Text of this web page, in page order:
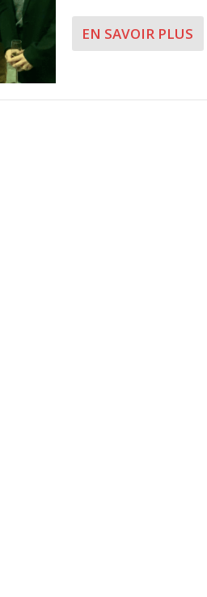
EN SAVOIR PLUS